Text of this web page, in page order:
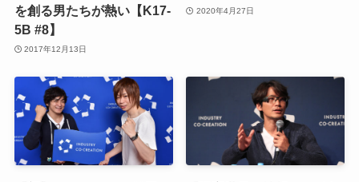
を創る男たちが熱い【K17-
5B #8】
2017年12月13日
2020年4月27日